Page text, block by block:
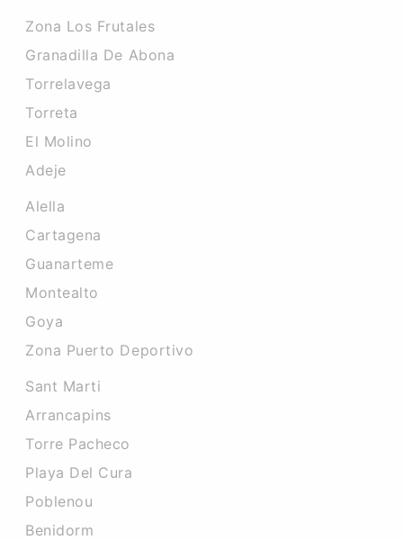
Zona Los Frutales
Granadilla De Abona
Torrelavega
Torreta
El Molino
Adeje
Alella
Cartagena
Guanarteme
Montealto
Goya
Zona Puerto Deportivo
Sant Marti
Arrancapins
Torre Pacheco
Playa Del Cura
Poblenou
Benidorm